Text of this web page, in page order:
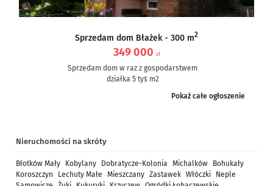
Sprzedam dom Błażek - 300 m2
349 000 zł
Sprzedam dom w raz z gospodarstwem
działka 5 tyś m2
Pokaż całe ogłoszenie
Nieruchomości na skróty
Błotków Mały Kobylany Dobratycze-Kolonia Michalków
Bohukały
Koroszczyn
Lechuty Małe Mieszczany Zastawek Włóczki
Neple